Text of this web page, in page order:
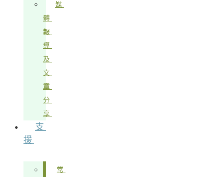
媒
體
報
導
及
文
章
分
享
支
援
常